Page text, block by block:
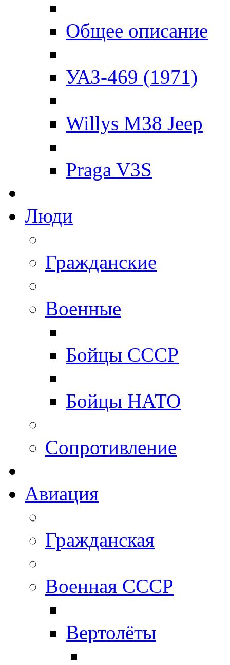
Общее описание
УАЗ-469 (1971)
Willys M38 Jeep
Praga V3S
Люди
Гражданские
Военные
Бойцы СССР
Бойцы НАТО
Сопротивление
Авиация
Гражданская
Военная СССР
Вертолёты